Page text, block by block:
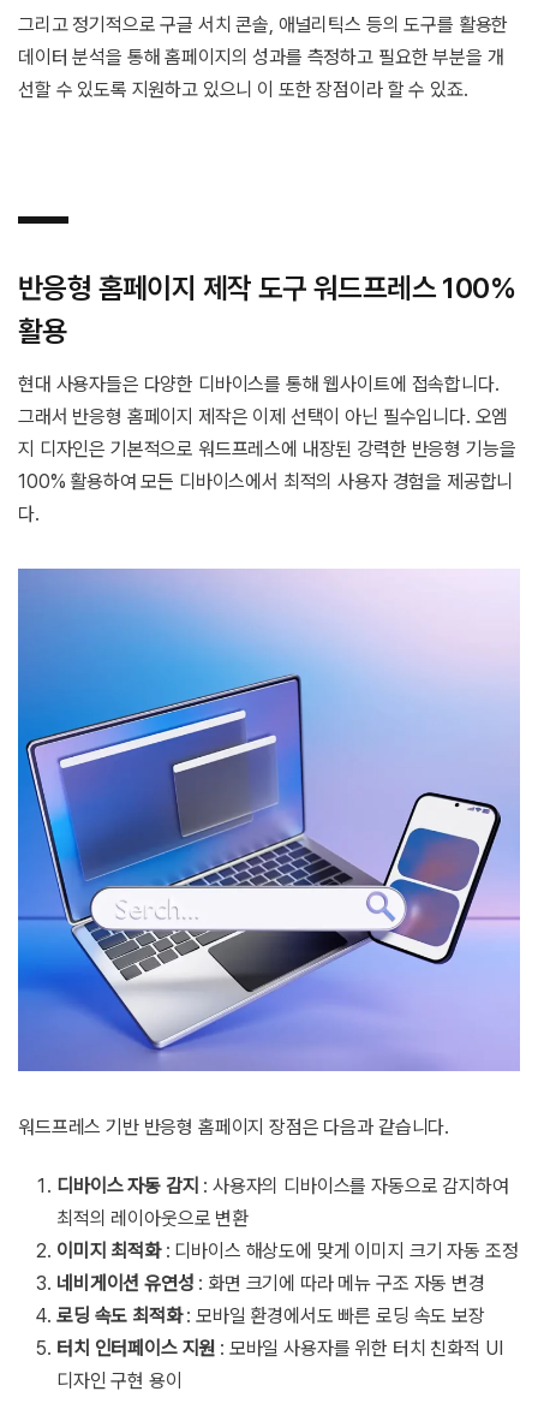
그리고 정기적으로 구글 서치 콘솔, 애널리틱스 등의 도구를 활용한
데이터 분석을 통해 홈페이지의 성과를 측정하고 필요한 부분을 개
선할 수 있도록 지원하고 있으니 이 또한 장점이라 할 수 있죠.
반응형 홈페이지 제작 도구 워드프레스 100%
활용
현대 사용자들은 다양한 디바이스를 통해 웹사이트에 접속합니다.
그래서 반응형 홈페이지 제작은 이제 선택이 아닌 필수입니다. 오엠
지 디자인은 기본적으로 워드프레스에 내장된 강력한 반응형 기능을
100% 활용하여 모든 디바이스에서 최적의 사용자 경험을 제공합니
다.
워드프레스 기반 반응형 홈페이지 장점은 다음과 같습니다.
디바이스 자동 감지 : 사용자의 디바이스를 자동으로 감지하여
최적의 레이아웃으로 변환
이미지 최적화 : 디바이스 해상도에 맞게 이미지 크기 자동 조정
네비게이션 유연성 : 화면 크기에 따라 메뉴 구조 자동 변경
로딩 속도 최적화: 모바일 환경에서도 빠른 로딩 속도 보장
터치 인터페이스 지원 : 모바일 사용자를 위한 터치 친화적 UI
디자인 구현 용이